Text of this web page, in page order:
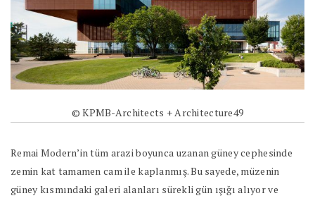
© KPMB-Architects + Architecture49
Remai Modern’in tüm arazi boyunca uzanan güney cephesinde
zemin kat tamamen cam ile kaplanmış. Bu sayede, müzenin
güney kısmındaki galeri alanları sürekli gün ışığı alıyor ve